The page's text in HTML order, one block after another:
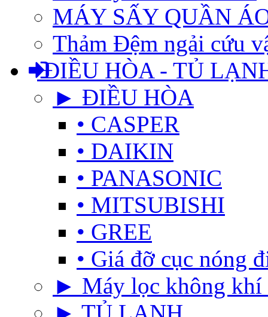
MÁY SẤY QUẦN
Thảm Đệm ngải cứu
ĐIỀU HÒA - TỦ
► ĐIỀU HÒA
• CASPER
• DAIKIN
• PANASONIC
• MITSUBISHI
• GREE
• Giá đỡ cục nóng
► Máy lọc không khí